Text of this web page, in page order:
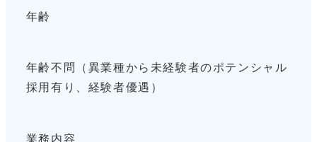
年齢
年齢不問（異業種から未経験者のポテンシャル
採用有り、経験者優遇）
業務内容